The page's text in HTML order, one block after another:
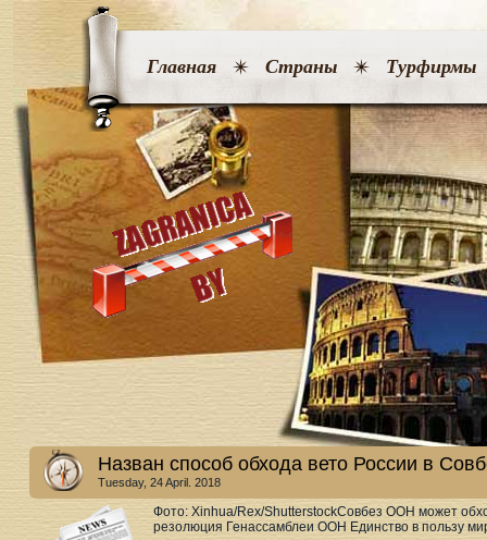
Главная Страны Турфирмы
Назван способ обхода вето России в
Tuesday, 24 April. 2018
Фото: Xinhua/Rex/ShutterstockСовбез ООН может
резолюция Генассамблеи ООН Единство в пользу